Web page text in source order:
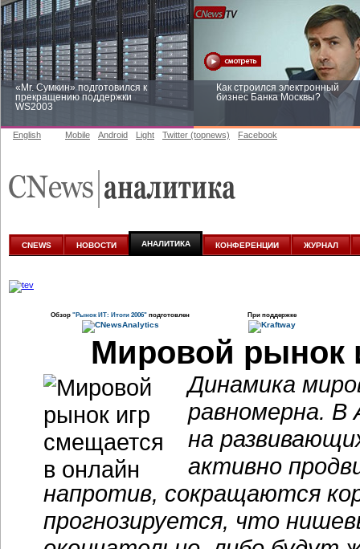
«Mr. Сумкин» подготовился к
прекращению поддержки
WS2003
Как строился электронный
бизнес Банка Москвы?
аналитике
English Mobile Android Light Twitter (topnews) Facebook
CNEWS НОВОСТИ АНАЛИТИКА КОНФЕРЕНЦИИ ЖУРНАЛ
Обзор "Рынок ИТ: Итоги 2006" подготовлен При поддержке
Мировой рынок
Динамика
равномерна. В
на
активно
напротив, сокращаются
прогнозируется, что